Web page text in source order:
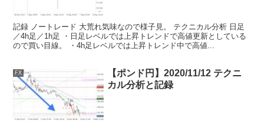
記録 ノートレード 大荒れ気味なので様子見。 テクニカル分析 日足
／4h足／1h足 ・日足レベルでは上昇トレンドで高値更新としている
ので買い目線。 ・4h足レベルでは上昇トレンド中で高値...
FX
【ポンド円】2020/11/12 テクニ
カル分析と記録